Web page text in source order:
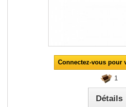
Connectez-vous pour
1
Détails